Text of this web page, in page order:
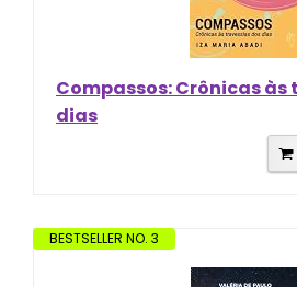
Compassos: Crônicas às
dias
BESTSELLER NO. 3